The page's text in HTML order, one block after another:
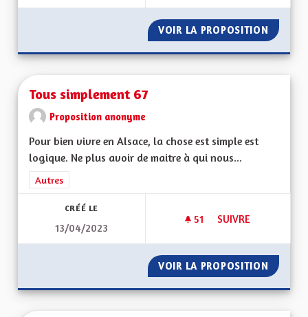
VOIR LA PROPOSITION UNE
Tous simplement 67
Proposition anonyme
Pour bien vivre en Alsace, la chose est simple est
logique. Ne plus avoir de maitre à qui nous...
Filtrer les résultats de la catégorie : Autres
Autres
CRÉÉ LE
13/04/2023
51 51 ABONNÉS
SUIVRE
VOIR LA PROPOSITION TOUS